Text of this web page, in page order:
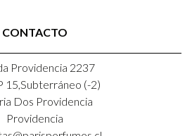
CONTACTO
Providencia 2237
15,Subterráneo (-2)
Dos Providencia
Providencia